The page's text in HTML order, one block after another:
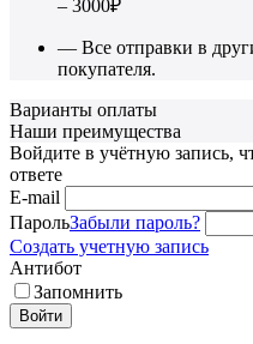
– 3000₽
— Все отправки в
покупателя.
Варианты оплаты
Наши преимущества
Войдите в учётную запись,
ответе
E-mail
ПарольЗабыли пароль?
Создать учетную запись
Антибот
Запомнить
Войти